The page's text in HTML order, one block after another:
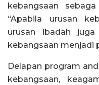
kebangsaan
“Apabila urusan
urusan ibadah
kebangsaan menjadi
Delapan program
kebangsaan,